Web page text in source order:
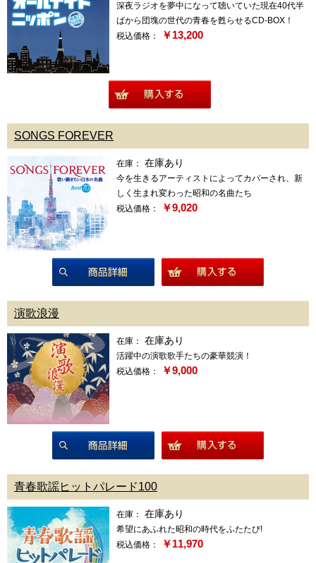
深夜ラジオを夢中になって聴いていた現在40代半
ばから団塊の世代の青春を甦らせるCD-BOX！
税込価格：
￥13,200
SONGS FOREVER
在庫： 在庫あり
今を生きるアーティストによってカバーされ、新
しく生まれ変わった昭和の名曲たち
税込価格：
￥9,020
演歌浪漫
在庫： 在庫あり
活躍中の演歌歌手たちの豪華競演！
税込価格：
￥9,000
青春歌謡ヒットパレード100
在庫： 在庫あり
希望にあふれた昭和の時代をふたたび!
税込価格：
￥11,970